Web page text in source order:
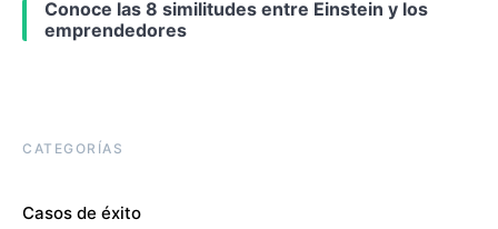
Conoce las 8 similitudes entre Einstein y los
emprendedores
CATEGORÍAS
Casos de éxito